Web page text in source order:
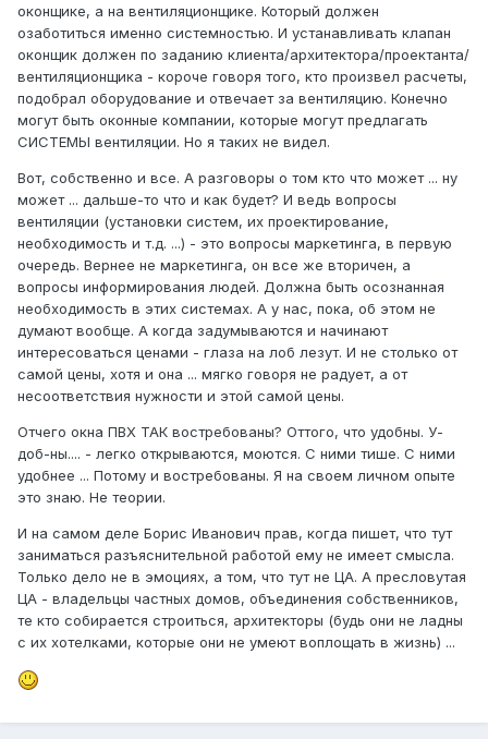
оконщике, а на вентиляционщике. Который должен
озаботиться именно системностью. И устанавливать клапан
оконщик должен по заданию клиента/архитектора/проектанта/
вентиляционщика - короче говоря того, кто произвел расчеты,
подобрал оборудование и отвечает за вентиляцию. Конечно
могут быть оконные компании, которые могут предлагать
СИСТЕМЫ вентиляции. Но я таких не видел.
Вот, собственно и все. А разговоры о том кто что может ... ну
может ... дальше-то что и как будет? И ведь вопросы
вентиляции (установки систем, их проектирование,
необходимость и т.д. ...) - это вопросы маркетинга, в первую
очередь. Вернее не маркетинга, он все же вторичен, а
вопросы информирования людей. Должна быть осознанная
необходимость в этих системах. А у нас, пока, об этом не
думают вообще. А когда задумываются и начинают
интересоваться ценами - глаза на лоб лезут. И не столько от
самой цены, хотя и она ... мягко говоря не радует, а от
несоответствия нужности и этой самой цены.
Отчего окна ПВХ ТАК востребованы? Оттого, что удобны. У-
доб-ны.... - легко открываются, моются. С ними тише. С ними
удобнее ... Потому и востребованы. Я на своем личном опыте
это знаю. Не теории.
И на самом деле Борис Иванович прав, когда пишет, что тут
заниматься разъяснительной работой ему не имеет смысла.
Только дело не в эмоциях, а том, что тут не ЦА. А пресловутая
ЦА - владельцы частных домов, объединения собственников,
те кто собирается строиться, архитекторы (будь они не ладны
с их хотелками, которые они не умеют воплощать в жизнь) ...